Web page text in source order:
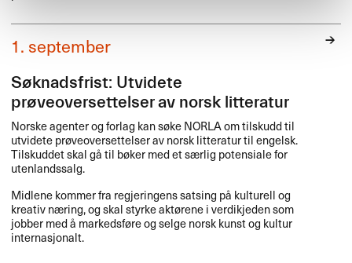
1. september
Søknadsfrist: Utvidete
prøveoversettelser av norsk litteratur
Norske agenter og forlag kan søkeNORLAom tilskudd til
utvidete prøveoversettelser av norsk litteratur til engelsk.
Tilskuddet skal gå til bøker med et særlig potensiale for
utenlandssalg.
Midlene kommer fra regjeringens satsing på kulturell og
kreativ næring, og skal styrke aktørene i verdikjeden som
jobber med å markedsføre og selge norsk kunst og kultur
internasjonalt.